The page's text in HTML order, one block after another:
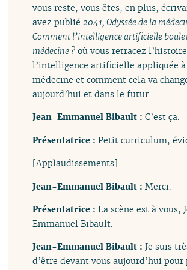
vous reste, vous êtes, en plus,
avez publié2041, Odyssée de la
Comment l’intelligence artificielle
médecine ? où vous retracez
l’intelligence artificielle appliquée
médecine et comment cela va
aujourd’hui et dans le futur.
Jean-Emmanuel Bibault :C’est ça.
Présentatrice :Petit curriculum,
[Applaudissements]
Jean-Emmanuel Bibault :Merci.
Présentatrice :La scène est à vous,
Emmanuel Bibault.
Jean-Emmanuel Bibault :Je suis
d’être devant vous aujourd’hui pour